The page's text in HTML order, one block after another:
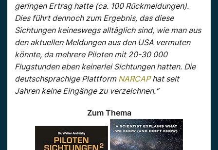
geringen Ertrag hatte (ca. 100 Rückmeldungen).
Dies führt dennoch zum Ergebnis, das diese
Sichtungen keineswegs alltäglich sind, wie man aus
den aktuellen Meldungen aus den USA vermuten
könnte, da mehrere Piloten mit 20-30 000
Flugstunden eben keinerlei Sichtungen hatten. Die
deutschsprachige Plattform NARCAPhat seit
Jahren keine Eingänge zu verzeichnen.“
Zum Thema